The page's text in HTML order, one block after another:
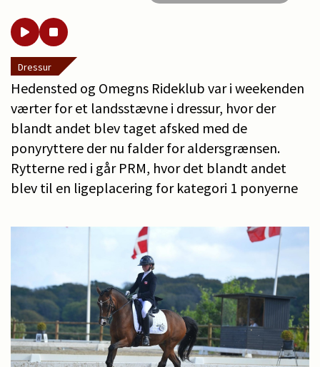
Dressur
Hedensted og Omegns Rideklub var i weekenden
værter for et landsstævne i dressur, hvor der
blandt andet blev taget afsked med de
ponyryttere der nu falder for aldersgrænsen.
Rytterne red i går PRM, hvor det blandt andet
blev til en ligeplacering for kategori 1 ponyerne